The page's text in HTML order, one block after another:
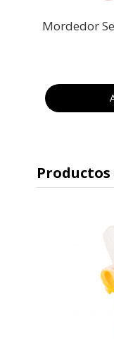
Mordedor